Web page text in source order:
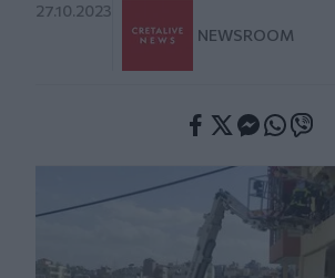
27.10.2023
NEWSROOM